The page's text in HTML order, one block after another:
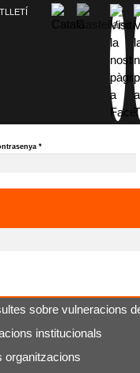
*
sobre vulneracions
institucionals
organitzacions